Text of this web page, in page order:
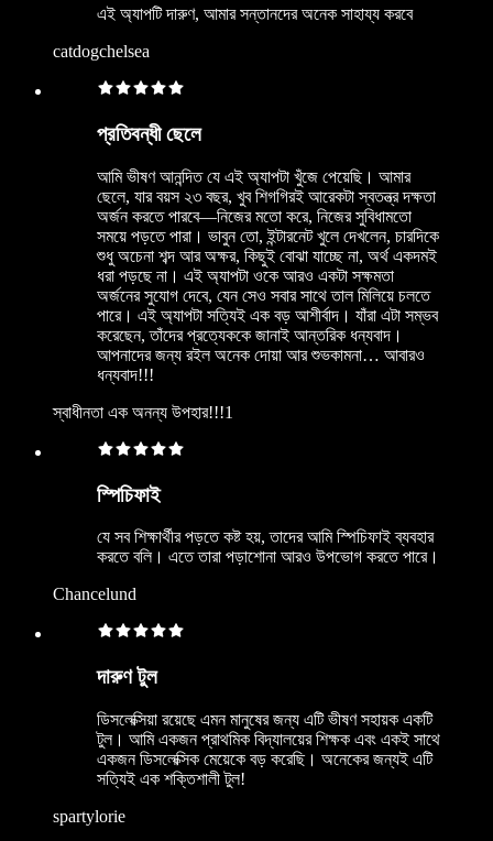
এই অ্যাপটি দারুণ, আমার সন্তানদের অনেক সাহায্য করবে
catdogchelsea
প্রতিবন্ধী ছেলে
আমি ভীষণ আনন্দিত যে এই অ্যাপটা খুঁজে পেয়েছি। আমার
ছেলে, যার বয়স ২৩ বছর, খুব শিগগিরই আরেকটা স্বতন্ত্র দক্ষতা
অর্জন করতে পারবে—নিজের মতো করে, নিজের সুবিধামতো
সময়ে পড়তে পারা। ভাবুন তো, ইন্টারনেট খুলে দেখলেন, চারদিকে
শুধু অচেনা শব্দ আর অক্ষর, কিছুই বোঝা যাচ্ছে না, অর্থ একদমই
ধরা পড়ছে না। এই অ্যাপটা ওকে আরও একটা সক্ষমতা
অর্জনের সুযোগ দেবে, যেন সেও সবার সাথে তাল মিলিয়ে চলতে
পারে। এই অ্যাপটা সত্যিই এক বড় আশীর্বাদ। যাঁরা এটা সম্ভব
করেছেন, তাঁদের প্রত্যেককে জানাই আন্তরিক ধন্যবাদ।
আপনাদের জন্য রইল অনেক দোয়া আর শুভকামনা… আবারও
ধন্যবাদ!!!
স্বাধীনতা এক অনন্য উপহার!!!1
স্পিচিফাই
যে সব শিক্ষার্থীর পড়তে কষ্ট হয়, তাদের আমি স্পিচিফাই ব্যবহার
করতে বলি। এতে তারা পড়াশোনা আরও উপভোগ করতে পারে।
Chancelund
দারুণ টুল
ডিসলেক্সিয়া রয়েছে এমন মানুষের জন্য এটি ভীষণ সহায়ক একটি
টুল। আমি একজন প্রাথমিক বিদ্যালয়ের শিক্ষক এবং একই সাথে
একজন ডিসলেক্সিক মেয়েকে বড় করেছি। অনেকের জন্যই এটি
সত্যিই এক শক্তিশালী টুল!
spartylorie